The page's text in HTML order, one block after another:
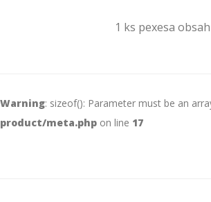
1 ks pexesa
Warning: sizeof(): Parameter must be an
product/meta.php on line 17